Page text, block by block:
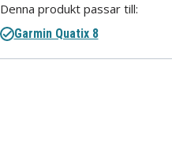
Denna produkt passar till:
Garmin Quatix 8